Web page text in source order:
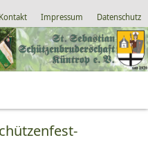
Kontakt Impressum Datenschutz